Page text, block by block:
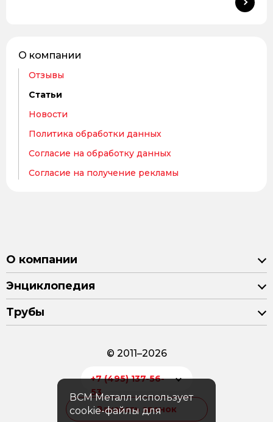
О компании
Отзывы
Статьи
Новости
Политика обработки данных
Согласие на обработку данных
Согласие на получение рекламы
О компании
Энциклопедия
Трубы
© 2011–2026
+7 (495) 137-56-
53
Заказать звонок
ВСМ Металл использует
cookie-файлы для